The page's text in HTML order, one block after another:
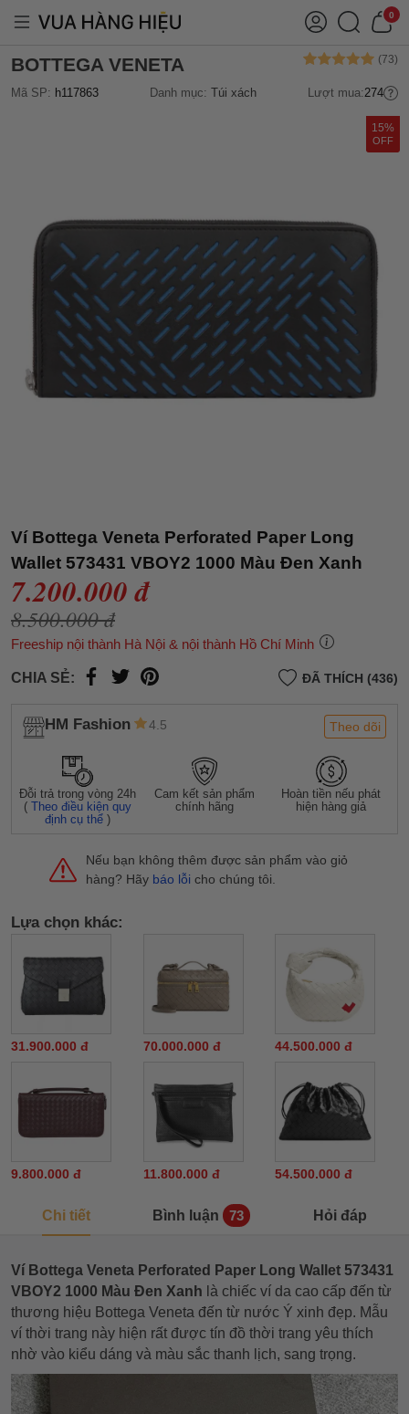
0
BOTTEGA VENETA
Mã SP: h117863 Danh mục: Túi xách Lượt mua:274
15%
OFF
Ví Bottega Veneta Perforated Paper Long
Wallet 573431 VBOY2 1000 Màu Đen Xanh
7.200.000 đ
8.500.000 đ
Freeship nội thành Hà Nội & nội thành Hồ Chí Minh
CHIA SẺ: ĐÃ THÍCH (436)
HM Fashion 4.5 Theo dõi
Đỗi trả trong vòng 24h
(Theo điều kiện quy
định cụ thể )
Cam kết sản phẩm
chính hãng
Hoàn tiền nếu phát
hiện hàng giả
Nếu bạn không thêm được sản phẩm vào giỏ
hàng? Hãy báo lỗi cho chúng tôi.
Lựa chọn khác:
31.900.000 đ 70.000.000 đ 44.500.000 đ
9.800.000 đ 11.800.000 đ 54.500.000 đ
Chi tiết Bình luận 73 Hỏi đáp
Ví Bottega Veneta Perforated Paper Long Wallet 573431
VBOY2 1000 Màu Đen Xanh là chiếc ví da cao cấp đến từ
thương hiệu Bottega Veneta đến từ nước Ý xinh đẹp. Mẫu
ví thời trang này hiện rất được tín đồ thời trang yêu thích
nhờ vào kiểu dáng và màu sắc thanh lịch, sang trọng.